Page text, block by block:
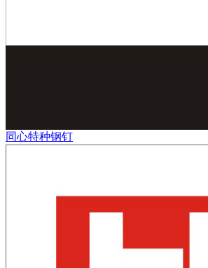
同心特种钢钉